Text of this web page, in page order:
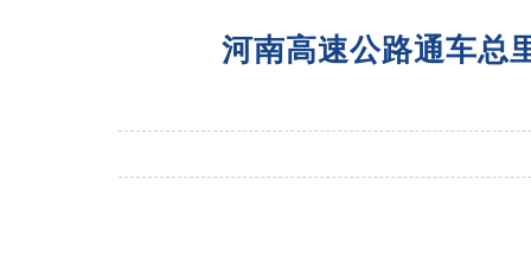
河南高速公路通车总